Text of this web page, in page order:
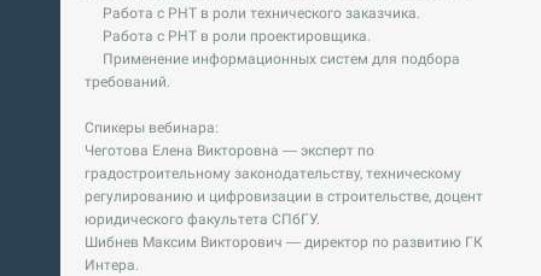
Работа с РНТ в роли технического заказчика.
Работа с РНТ в роли проектировщика.
Применение информационных систем для подбора
требований.
Спикеры вебинара:
Чеготова Елена Викторовна — эксперт по
градостроительному законодательству, техническому
регулированию и цифровизации в строительстве, доцент
юридического факультета СПбГУ.
Шибнев Максим Викторович — директор по развитию ГК
Интера.